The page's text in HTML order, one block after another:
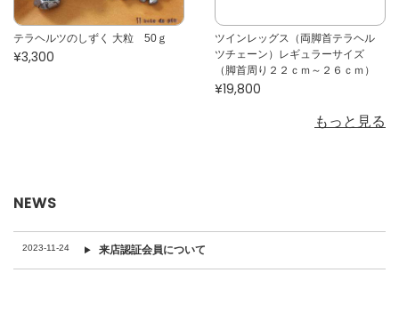
テラヘルツのしずく 大粒 50ｇ
¥3,300
ツインレッグス（両脚首テラヘル
ツチェーン）レギュラーサイズ
（脚首周り２２ｃｍ～２６ｃｍ）
¥19,800
もっと見る
NEWS
2023-11-24 来店認証会員について